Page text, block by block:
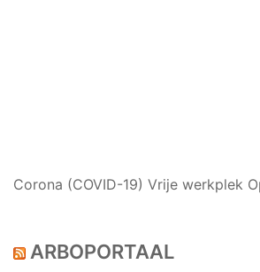
Corona (COVID-19) Vrije werkplek
ARBOPORTAAL